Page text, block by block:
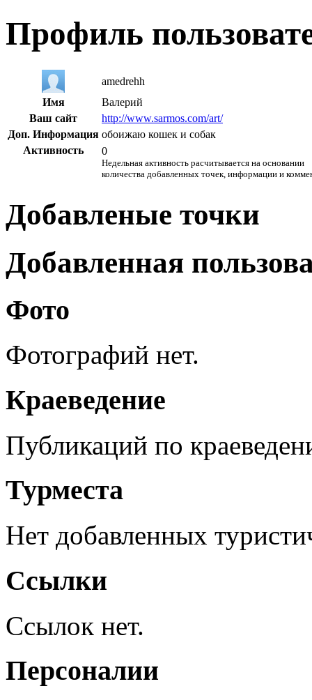
Профиль
amedrehh
Имя
Валерий
Ваш сайт
http://www.sarmos.com/art/
Доп. Информация обоижаю кошек и собак
Активность
0
Недельная активность расчитывается на основании
количества добавленных точек, информации и
Добавленые точки
Добавленная
Фото
Фотографий нет.
Краеведение
Публикаций по
Турместа
Нет добавленных
Ссылки
Ссылок нет.
Персоналии